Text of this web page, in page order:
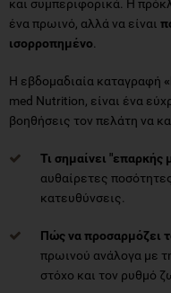
και συμπεριφορικά. Η
ένα πρωινό, αλλά να είναι
ισορροπημένο
Η εβδομαδιαία καταγραφή
med Nutrition, είναι ένα
βοηθήσεις τον πελάτη να
Τι σημαίνει "επαρκής
αυθαίρετες
κατευθύνσεις.
Πώς να προσαρμόζει
πρωινού ανάλογα με
στόχο και τον ρυθμό